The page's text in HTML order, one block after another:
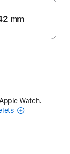
mm
Watch.